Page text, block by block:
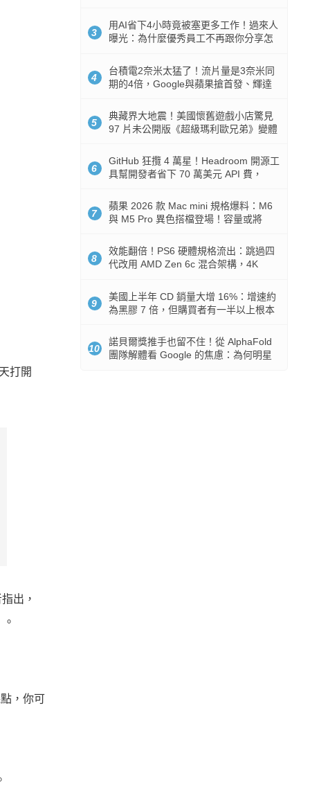
打開
出，
，你可
3
用AI省下4小時竟被塞更多工作！過來人
曝光：為什麼優秀員工不再跟你分享怎
4
台積電2奈米太猛了！流片量是3奈米同
期的4倍，Google與蘋果搶首發、輝達
5
典藏界大地震！美國懷舊遊戲小店驚見
97 片未公開版《超級瑪利歐兄弟》變體
6
GitHub 狂攬 4 萬星！Headroom 開源工
具幫開發者省下 70 萬美元 API 費，
7
蘋果 2026 款 Mac mini 規格爆料：M6
與 M5 Pro 異色搭檔登場！容量或將
8
效能翻倍！PS6 硬體規格流出：跳過四
代改用 AMD Zen 6c 混合架構，4K
9
美國上半年 CD 銷量大增 16%：增速約
為黑膠 7 倍，但購買者有一半以上根本
10
諾貝爾獎推手也留不住！從 AlphaFold
團隊解體看 Google 的焦慮：為何明星